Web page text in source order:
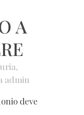
A
,
admin
deve